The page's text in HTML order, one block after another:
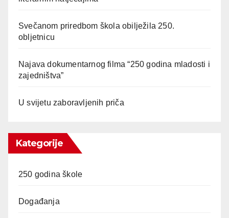
Svečanom priredbom škola obilježila 250.
obljetnicu
Najava dokumentarnog filma “250 godina mladosti i
zajedništva”
U svijetu zaboravljenih priča
Kategorije
250 godina škole
Događanja